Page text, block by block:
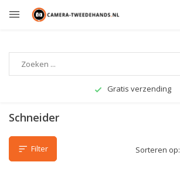
Gratis verzending
Schneider
Filter Sorteren op: